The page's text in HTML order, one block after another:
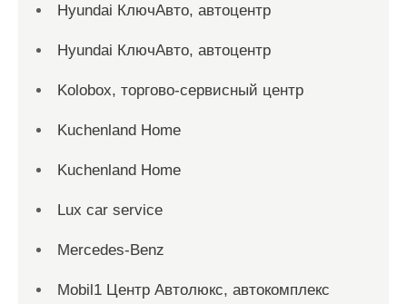
Hyundai КлючАвто, автоцентр
Hyundai КлючАвто, автоцентр
Kolobox, торгово-сервисный центр
Kuchenland Home
Kuchenland Home
Lux car service
Mercedes-Benz
Mobil1 Центр Автолюкс, автокомплекс